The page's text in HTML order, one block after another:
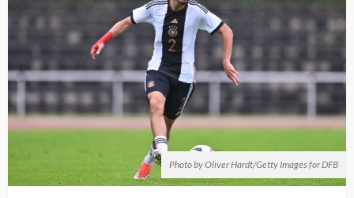
Photo by Oliver Hardt/Getty Images for DFB